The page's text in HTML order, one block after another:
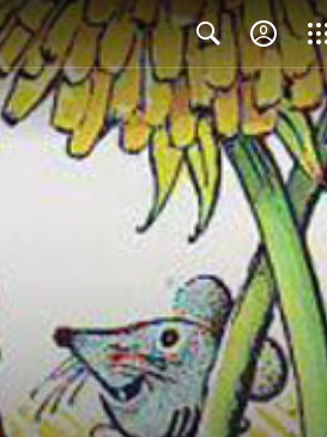
Search